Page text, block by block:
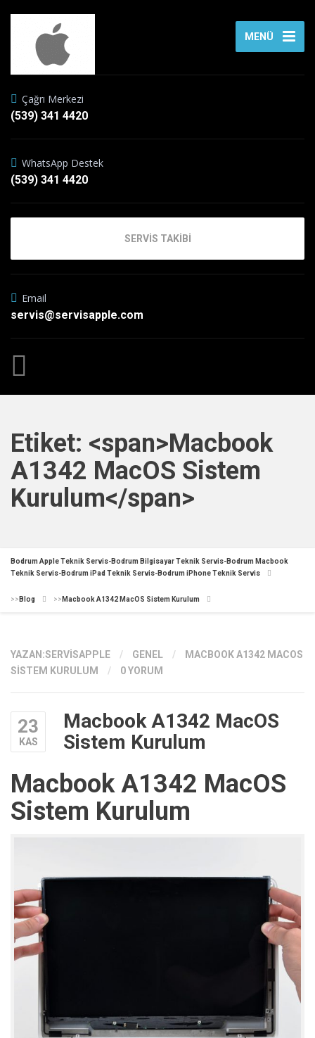
MENÜ
Çağrı Merkezi
(539) 341 4420
WhatsApp Destek
(539) 341 4420
SERVİS TAKİBİ
Email
servis@servisapple.com
Etiket: <span>Macbook
A1342 MacOS Sistem
Kurulum</span>
Bodrum Apple Teknik Servis-Bodrum Bilgisayar Teknik Servis-Bodrum Macbook
Teknik Servis-Bodrum iPad Teknik Servis-Bodrum iPhone Teknik Servis
>> Blog >> Macbook A1342 MacOS Sistem Kurulum
YAZAN:SERVISAPPLE / GENEL /
MACBOOK A1342 MACOS
SISTEM KURULUM
/ 0 YORUM
23
KAS
Macbook A1342 MacOS
Sistem Kurulum
Macbook A1342 MacOS
Sistem Kurulum